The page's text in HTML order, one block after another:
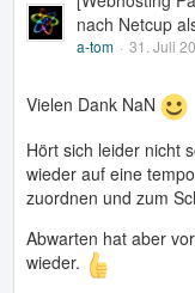
nach Netcup
a-tom 31. Juli
Vielen Dank NaN
Hört sich leider nicht
wieder auf eine
zuordnen und zum
Abwarten hat aber
wieder.